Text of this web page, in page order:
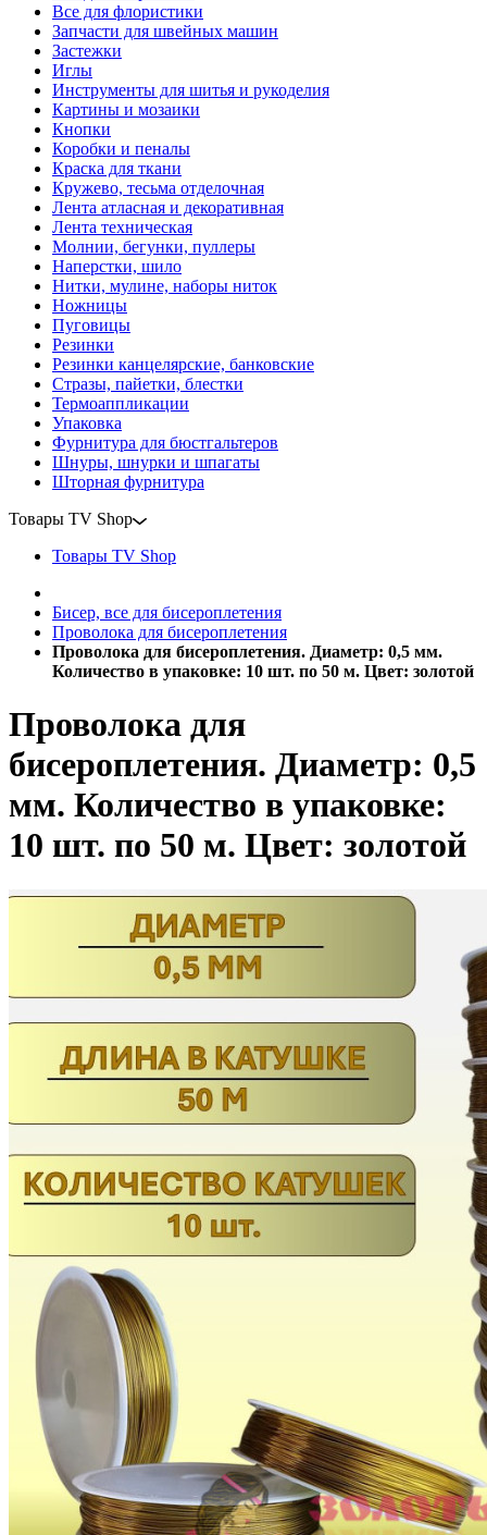
Все для флористики
Запчасти для швейных машин
Застежки
Иглы
Инструменты для шитья и рукоделия
Картины и мозаики
Кнопки
Коробки и пеналы
Краска для ткани
Кружево, тесьма отделочная
Лента атласная и декоративная
Лента техническая
Молнии, бегунки, пуллеры
Наперстки, шило
Нитки, мулине, наборы ниток
Ножницы
Пуговицы
Резинки
Резинки канцелярские, банковские
Стразы, пайетки, блестки
Термоаппликации
Упаковка
Фурнитура для бюстгальтеров
Шнуры, шнурки и шпагаты
Шторная фурнитура
Товары TV Shop
Товары TV Shop
Бисер, все для бисероплетения
Проволока для бисероплетения
Проволока для бисероплетения. Диаметр: 0,5 мм.
Количество в упаковке: 10 шт. по 50 м. Цвет: золотой
Проволока для
бисероплетения. Диаметр: 0,5
мм. Количество в упаковке:
10 шт. по 50 м. Цвет: золотой